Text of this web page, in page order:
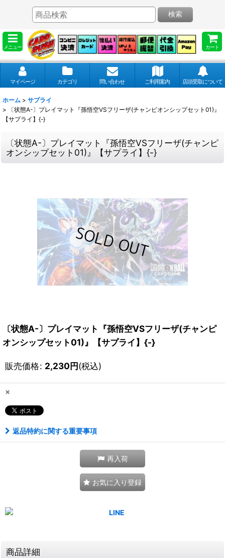
メニュー カート
検索
マイページ カテゴリ 問い合わせ ご利用案内 店頭受取について
ホーム > サプライ
>
〔状態A-〕プレイマット『孫悟空VSフリーザ(チャンピオンシップセット01)』
【サプライ】{-}
〔状態A-〕プレイマット『孫悟空VSフリーザ(チャンピ
オンシップセット01)』【サプライ】{-}
〔状態A-〕プレイマット『孫悟空VSフリーザ(チャンピ
オンシップセット01)』【サプライ】{-}
販売価格: 2,230円(税込)
×
返品特約に関する重要事項
再入荷
お気に入り登録
商品詳細